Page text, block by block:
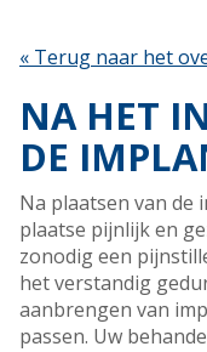
« Terug naar het
NA HET
DE
Na plaatsen van de
plaatse pijnlijk en
zonodig een
het verstandig
aanbrengen van
passen. Uw